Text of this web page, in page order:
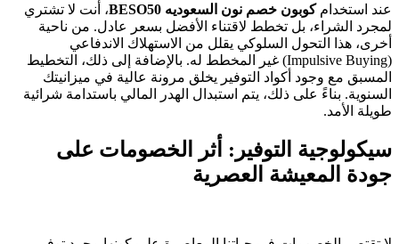
عند استخدامكوبون خصم نون السعوديه BESO50
، أنت لا تشتري
لمجرد الشراء، بل تخطط لاقتناء الأفضل بسعر عادل. من ناحية
أخرى، هذا التحول السلوكي يقلل من الاستهلاك الاندفاعي
(Impulsive Buying) غير المخطط له. بالإضافة إلى ذلك، التخطيط
المسبق مع وجود أكواد التوفير يخلق مرونة عالية في ميزانيتك
السنوية. بناءً على ذلك، يتم استبدال الهدر المالي باستدامة شرائية
طويلة الأمد.
سيكولوجية التوفير: أثر الخصومات على
جودة المعيشة العصرية